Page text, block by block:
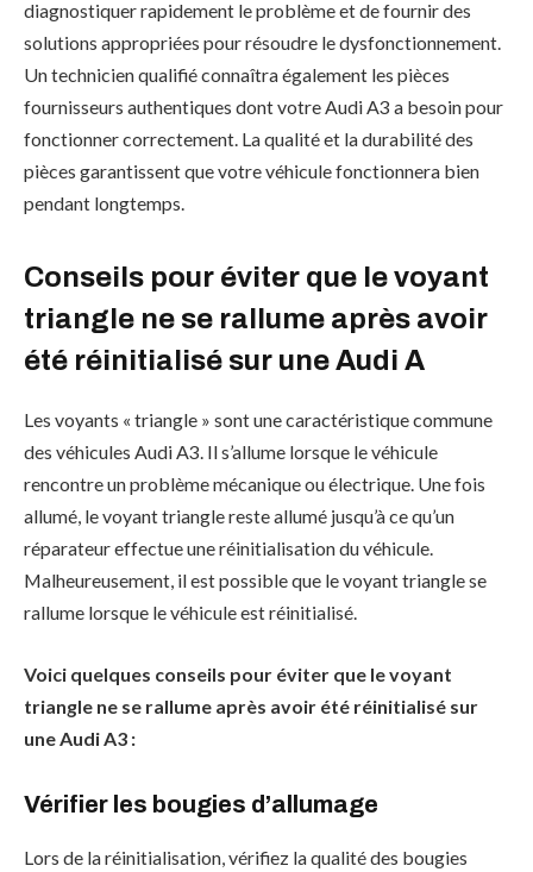
diagnostiquer rapidement le problème et de fournir des
solutions appropriées pour résoudre le dysfonctionnement.
Un technicien qualifié connaîtra également les pièces
fournisseurs authentiques dont votre Audi A3 a besoin pour
fonctionner correctement. La qualité et la durabilité des
pièces garantissent que votre véhicule fonctionnera bien
pendant longtemps.
Conseils pour éviter que le voyant
triangle ne se rallume après avoir
été réinitialisé sur une Audi A
Les voyants « triangle » sont une caractéristique commune
des véhicules Audi A3. Il s’allume lorsque le véhicule
rencontre un problème mécanique ou électrique. Une fois
allumé, le voyant triangle reste allumé jusqu’à ce qu’un
réparateur effectue une réinitialisation du véhicule.
Malheureusement, il est possible que le voyant triangle se
rallume lorsque le véhicule est réinitialisé.
Voici quelques conseils pour éviter que le voyant
triangle ne se rallume après avoir été réinitialisé sur
une Audi A3 :
Vérifier les bougies d’allumage
Lors de la réinitialisation, vérifiez la qualité des bougies